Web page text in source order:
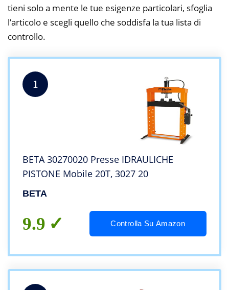
tieni solo a mente le tue esigenze particolari, sfoglia
l’articolo e scegli quello che soddisfa la tua lista di
controllo.
1
BETA 30270020 Presse IDRAULICHE
PISTONE Mobile 20T, 3027 20
BETA
9.9 Controlla Su Amazon